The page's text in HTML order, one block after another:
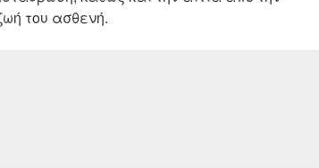
του ασθενή.